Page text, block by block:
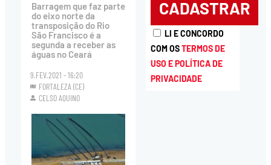
Barragem que faz parte
do eixo norte da
transposição do Rio
São Francisco é a
segunda a receber as
águas no Ceará
9.FEV.2021 - 16:20
FORTALEZA (CE)
CELSO AQUINO
LI E CONCORDO
COM OSTERMOS DE
USO E POLÍTICA DE
PRIVACIDADE